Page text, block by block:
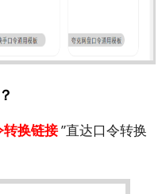
转换链接”直达口令转换